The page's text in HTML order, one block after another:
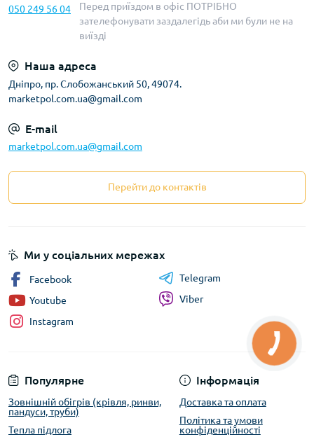
050 249 56 04
Перед приїздом в офіс ПОТРІБНО
зателефонувати заздалегідь аби ми були не на
виїзді
Наша адреса
Дніпро, пр. Слобожанський 50, 49074.
marketpol.com.ua@gmail.com
E-mail
marketpol.com.ua@gmail.com
Перейти до контактів
Популярне
Зовнішній обігрів (крівля, ринви,
пандуси, труби)
Тепла підлога
Інформація
Доставка та оплата
Політика та умови
конфіденційності
Ми у соціальних мережах
Facebook
Youtube
Instagram
Telegram
Viber